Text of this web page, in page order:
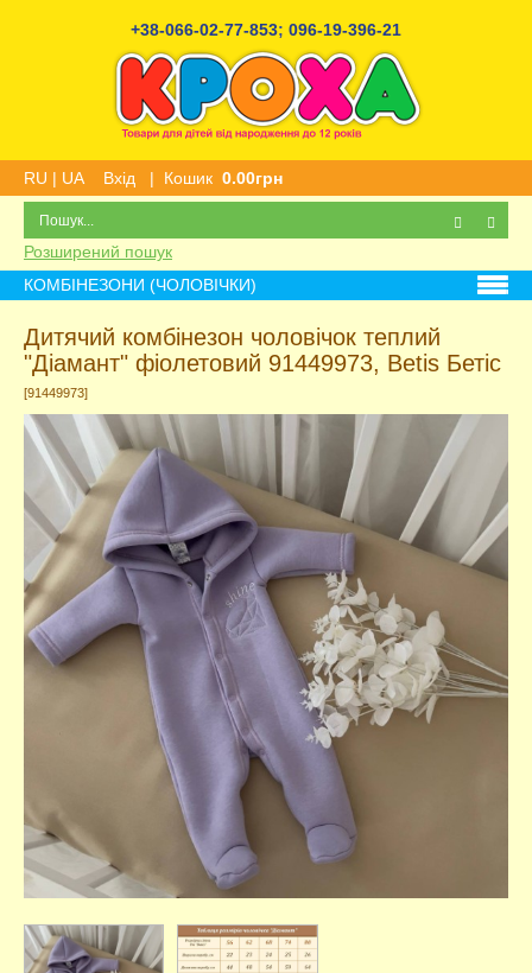
+38-066-02-77-853; 096-19-396-21
RU | UA Вхід | Кошик 0.00грн
Розширений пошук
КОМБІНЕЗОНИ (ЧОЛОВІЧКИ)
Дитячий комбінезон чоловічок теплий
"Діамант" фіолетовий 91449973, Betis Бетіс
[91449973]